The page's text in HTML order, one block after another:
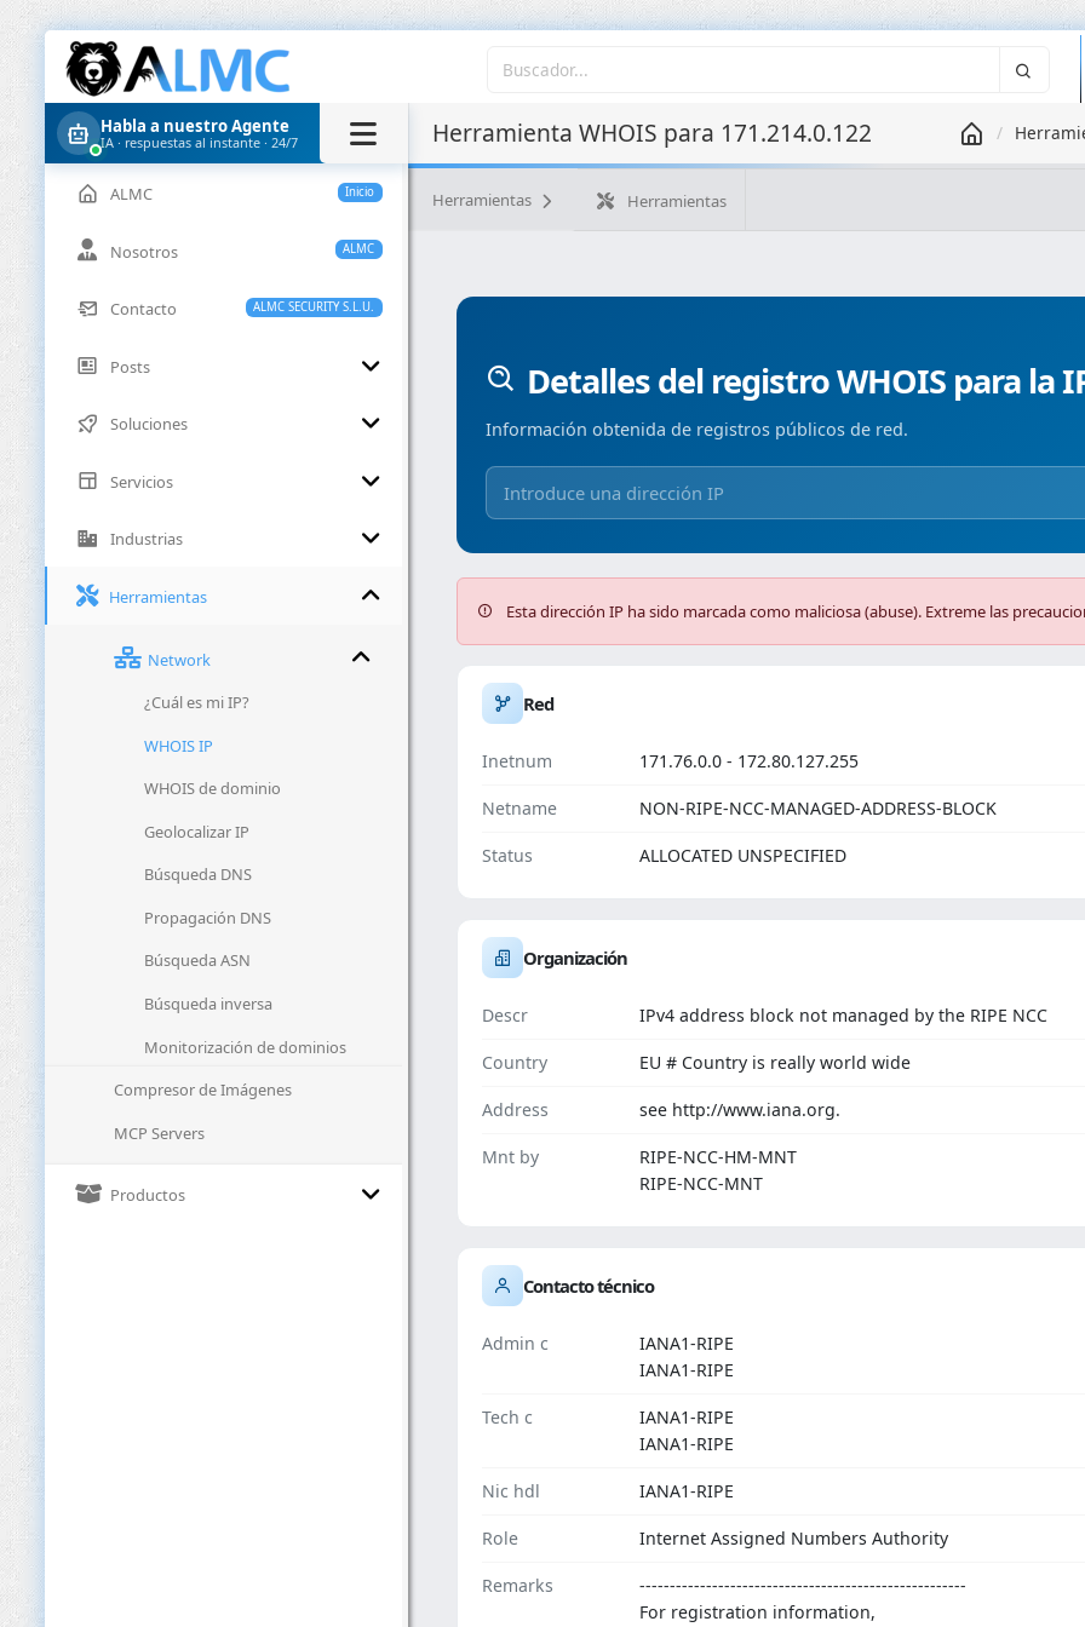
Habla a nuestro Agente
IA · respuestas al instante · 24/7
Inicio
ALMC
ALMC
Nosotros
ALMC SECURITY S.L.U.
Contacto
Posts
Soluciones
Servicios
Industrias
Herramientas
Network
¿Cuál es mi IP?
WHOIS IP
WHOIS de dominio
Geolocalizar IP
Búsqueda DNS
Propagación DNS
Búsqueda ASN
Búsqueda inversa
Monitorización de dominios
Compresor de Imágenes
MCP Servers
Productos
Herramienta WHOIS para 171.214.0.122
Herramientas Herramientas
Detalles del registro WHOIS para la
Información obtenida de registros públicos de red.
Esta dirección IP ha sido marcada como maliciosa (abuse). Extreme las
Red
Inetnum 171.76.0.0 - 172.80.127.255
Netname NON-RIPE-NCC-MANAGED-ADDRESS-BLOCK
Status ALLOCATED UNSPECIFIED
Organización
Descr IPv4 address block not managed by the RIPE NCC
Country EU # Country is really world wide
Address see http://www.iana.org.
Mnt by
RIPE-NCC-HM-MNT
RIPE-NCC-MNT
Contacto técnico
Admin c
IANA1-RIPE
IANA1-RIPE
Tech c
IANA1-RIPE
IANA1-RIPE
Nic hdl IANA1-RIPE
Role Internet Assigned Numbers Authority
Remarks
------------------------------------------------------
For registration information,